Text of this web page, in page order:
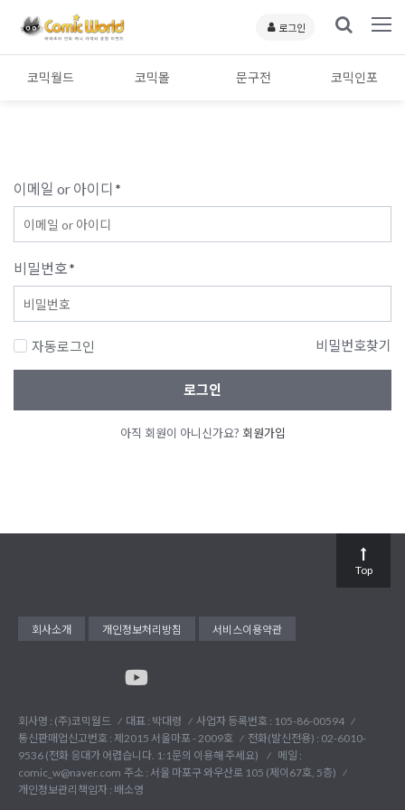
로그인
코믹월드 코믹몰 문구전 코믹인포
이메일 or 아이디 *
비밀번호*
자동로그인 비밀번호찾기
로그인
아직 회원이 아니신가요? 회원가입
회사소개 개인정보처리방침 서비스이용약관
회사명 : (주)코믹월드 대표 : 박대령
사업자 등록번호 : 105-86-00594
통신판매업신고번호 : 제2015 서울마포 - 2009호
전화(발신전용) : 02-6010-
9536 (전화 응대가 어렵습니다. 1:1문의 이용해 주세요)
메일 :
comic_w@naver.com 주소 : 서울 마포구 와우산로 105 (제이67호, 5층)
개인정보관리책임자 : 배소영
Top